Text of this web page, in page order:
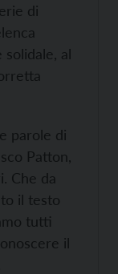
di
al
parole di
Patton,
Che da
il testo
tutti
il